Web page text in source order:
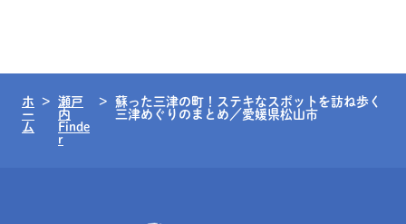
ホ
ー
ム
瀬戸
内
Finde
r
蘇った三津の町！ステキなスポットを訪ね歩く
三津めぐりのまとめ／愛媛県松山市